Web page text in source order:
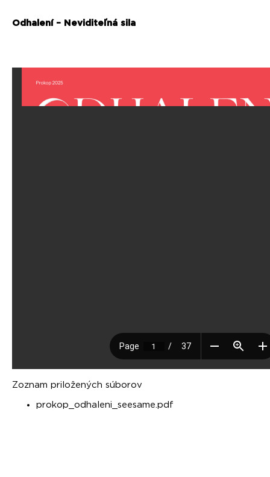
Odhalení – Neviditeľná sila
Zoznam priložených súborov
prokop_odhaleni_seesame.pdf